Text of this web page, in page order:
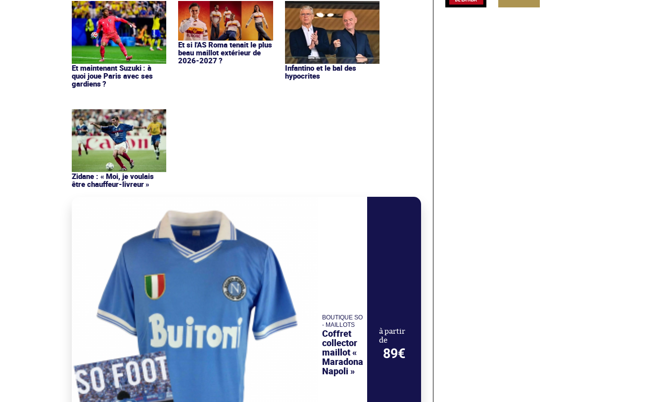
Et maintenant Suzuki : à
quoi joue Paris avec ses
gardiens ?
Et si l'AS Roma tenait le plus
beau maillot extérieur de
2026-2027 ?
Infantino et le bal des
hypocrites
Zidane : « Moi, je voulais
être chauffeur-livreur »
BOUTIQUE SO
- MAILLOTS
Coffret
collector
maillot «
Maradona
Napoli »
à partir
de
89€